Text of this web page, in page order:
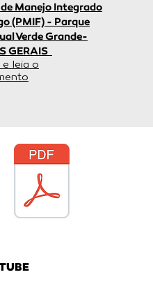
Manejo Integrado
(PMIF) - Parque
Verde Grande-
GERAIS
e leia o